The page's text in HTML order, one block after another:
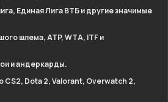
Единая Лига ВТБ и другие значимые
шлема, ATP, WTA, ITF и
и андеркарды.
CS2, Dota 2, Valorant, Overwatch 2,